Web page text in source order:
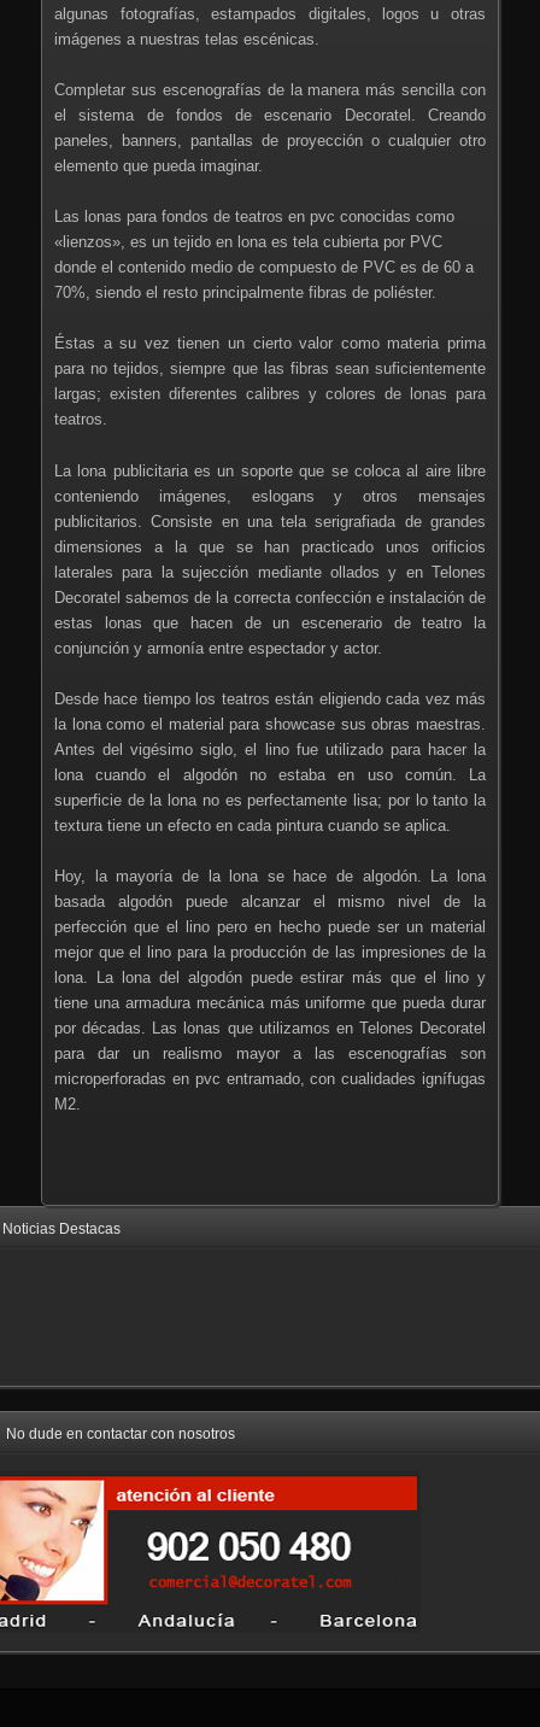
algunas fotografías, estampados digitales, logos u otras
imágenes a nuestras telas escénicas.
Completar sus escenografías de la manera más sencilla con
el sistema de fondos de escenario Decoratel. Creando
paneles, banners, pantallas de proyección o cualquier otro
elemento que pueda imaginar.
Las lonas para fondos de teatros en pvc conocidas como
«lienzos», es un tejido en lona es tela cubierta por PVC
donde el contenido medio de compuesto de PVC es de 60 a
70%, siendo el resto principalmente fibras de poliéster.
Éstas a su vez tienen un cierto valor como materia prima
para no tejidos, siempre que las fibras sean suficientemente
largas; existen diferentes calibres y colores de lonas para
teatros.
La lona publicitaria es un soporte que se coloca al aire libre
conteniendo imágenes, eslogans y otros mensajes
publicitarios. Consiste en una tela serigrafiada de grandes
dimensiones a la que se han practicado unos orificios
laterales para la sujección mediante ollados y en Telones
Decoratel sabemos de la correcta confección e instalación de
estas lonas que hacen de un escenerario de teatro la
conjunción y armonía entre espectador y actor.
Desde hace tiempo los teatros están eligiendo cada vez más
la lona como el material para showcase sus obras maestras.
Antes del vigésimo siglo, el lino fue utilizado para hacer la
lona cuando el algodón no estaba en uso común. La
superficie de la lona no es perfectamente lisa; por lo tanto la
textura tiene un efecto en cada pintura cuando se aplica.
Hoy, la mayoría de la lona se hace de algodón. La lona
basada algodón puede alcanzar el mismo nivel de la
perfección que el lino pero en hecho puede ser un material
mejor que el lino para la producción de las impresiones de la
lona. La lona del algodón puede estirar más que el lino y
tiene una armadura mecánica más uniforme que pueda durar
por décadas. Las lonas que utilizamos en Telones Decoratel
para dar un realismo mayor a las escenografías son
microperforadas en pvc entramado, con cualidades ignífugas
M2.
Noticias Destacas
No dude en contactar con nosotros